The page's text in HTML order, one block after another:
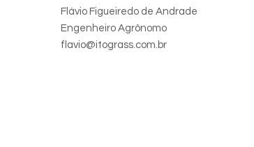
Flávio Figueiredo de Andrade
Engenheiro Agrônomo
flavio@itograss.com.br